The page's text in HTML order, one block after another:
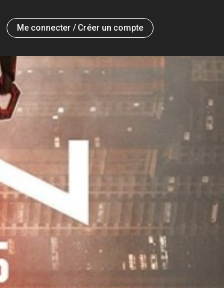
Me connecter / Créer un compte